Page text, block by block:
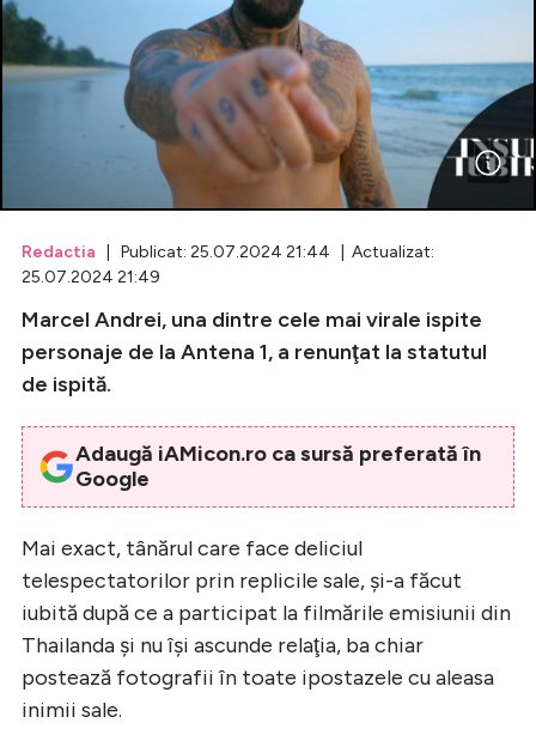
Horoscop
Lifestyle
Celebrități
Intră în cont
Creează cont
Redactia | Publicat: 25.07.2024 21:44 | Actualizat:
25.07.2024 21:49
Marcel Andrei, una dintre cele mai virale ispite
personaje de la Antena 1, a renunţat la statutul
de ispită.
Adaugă iAMicon.ro ca sursă preferată în
Google
Mai exact, tânărul care face deliciul
telespectatorilor prin replicile sale, şi-a făcut
iubită după ce a participat la filmările emisiunii din
Thailanda şi nu își ascunde relaţia, ba chiar
postează fotografii în toate ipostazele cu aleasa
inimii sale.